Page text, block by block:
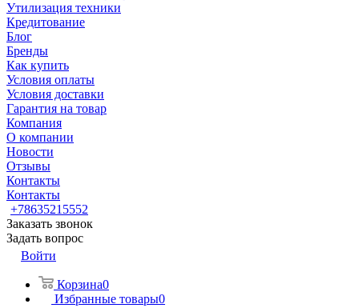
Утилизация техники
Кредитование
Блог
Бренды
Как купить
Условия оплаты
Условия доставки
Гарантия на товар
Компания
О компании
Новости
Отзывы
Контакты
Контакты
+78635215552
Заказать звонок
Задать вопрос
Войти
Корзина0
Избранные товары0